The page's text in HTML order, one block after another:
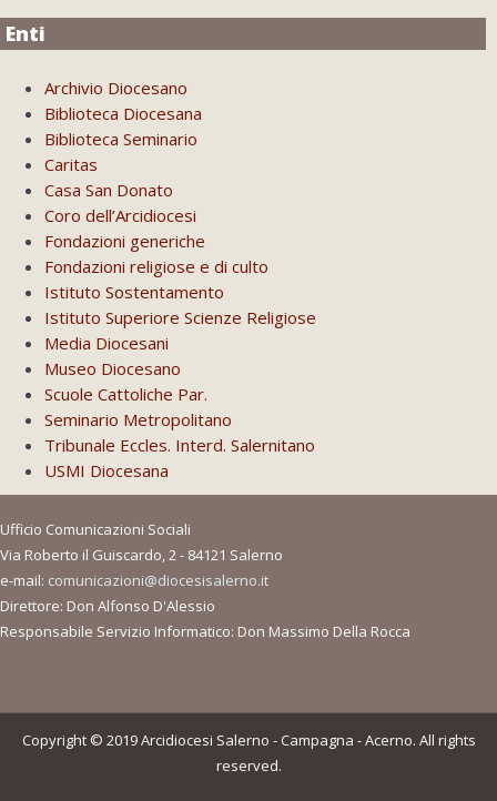
Enti
Archivio Diocesano
Biblioteca Diocesana
Biblioteca Seminario
Caritas
Casa San Donato
Coro dell’Arcidiocesi
Fondazioni generiche
Fondazioni religiose e di culto
Istituto Sostentamento
Istituto Superiore Scienze Religiose
Media Diocesani
Museo Diocesano
Scuole Cattoliche Par.
Seminario Metropolitano
Tribunale Eccles. Interd. Salernitano
USMI Diocesana
Ufficio Comunicazioni Sociali
Via Roberto il Guiscardo, 2 - 84121 Salerno
e-mail: comunicazioni@diocesisalerno.it
Direttore: Don Alfonso D'Alessio
Responsabile Servizio Informatico: Don Massimo Della Rocca
Copyright © 2019 Arcidiocesi Salerno - Campagna - Acerno. All rights
reserved.